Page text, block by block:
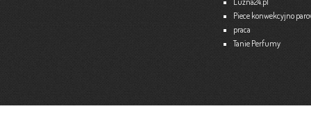
Piece konwekcyjno
praca
Tanie Perfumy